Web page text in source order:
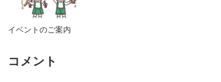
イベントのご案内
コメント